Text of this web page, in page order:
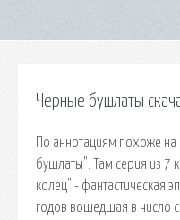
Черные бушлаты
По аннотациям похоже
бушлаты". Там серия из 7
колец" - фантастическая
годов вошедшая в число